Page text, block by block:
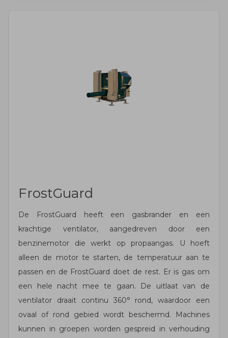
FrostGuard
De FrostGuard heeft een gasbrander en een
krachtige ventilator, aangedreven door een
benzinemotor die werkt op propaangas. U hoeft
alleen de motor te starten, de temperatuur aan te
passen en de FrostGuard doet de rest. Er is gas om
een ​​hele nacht mee te gaan. De uitlaat van de
ventilator draait continu 360° rond, waardoor een
ovaal of rond gebied wordt beschermd. Machines
kunnen in groepen worden gespreid in verhouding